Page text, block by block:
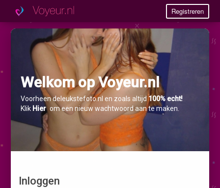
Registreren
Welkom op Voyeur.nl
Voorheen deleukstefoto.nl en zoals altijd 100% echt!
Klik Hier om een nieuw wachtwoord aan te maken.
Inloggen